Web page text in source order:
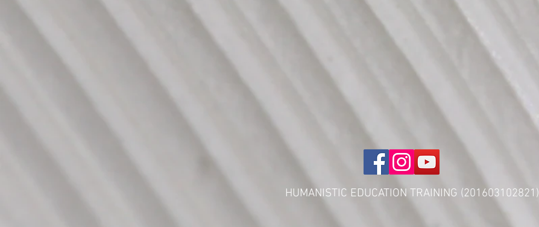
HUMANISTIC EDUCATION TRAINING (201603102821)